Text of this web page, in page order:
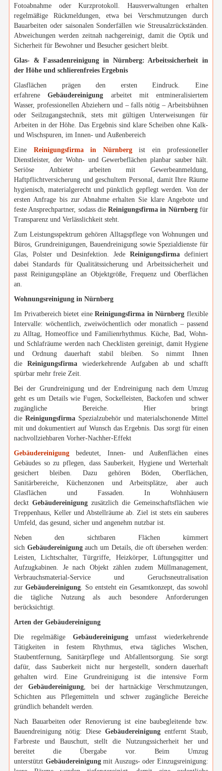
Fotoabnahme oder Kurzprotokoll. Hausverwaltungen erhalten
regelmäßige Rückmeldungen, etwa bei Verschmutzungen durch
Bauarbeiten oder saisonalen Sonderfällen wie Streusalzrückständen.
Abweichungen werden zeitnah nachgereinigt, damit die Optik und
Sicherheit für Bewohner und Besucher gesichert bleibt.
Glas- & Fassadenreinigung in Nürnberg: Arbeitssicherheit in
der Höhe und schlierenfreies Ergebnis
Glasflächen prägen den ersten Eindruck. Eine
erfahreneGebäudereinigung arbeitet mit entmineralisiertem
Wasser, professionellen Abziehern und – falls nötig – Arbeitsbühnen
oder Seilzugangstechnik, stets mit gültigen Unterweisungen für
Arbeiten in der Höhe. Das Ergebnis sind klare Scheiben ohne Kalk-
und Wischspuren, im Innen- und Außenbereich
Eine Reinigungsfirma in Nürnbergist ein professioneller
Dienstleister, der Wohn- und Gewerbeflächen planbar sauber hält.
Seriöse Anbieter arbeiten mit Gewerbeanmeldung,
Haftpflichtversicherung und geschultem Personal, damit Ihre Räume
hygienisch, materialgerecht und pünktlich gepflegt werden. Von der
ersten Anfrage bis zur Abnahme erhalten Sie klare Angebote und
feste Ansprechpartner, sodass dieReinigungsfirma in Nürnbergfür
Transparenz und Verlässlichkeit steht.
Zum Leistungsspektrum gehören Alltagspflege von Wohnungen und
Büros, Grundreinigungen, Bauendreinigung sowie Spezialdienste für
Glas, Polster und Desinfektion. Jede Reinigungsfirma definiert
dabei Standards für Qualitätssicherung und Arbeitssicherheit und
passt Reinigungspläne an Objektgröße, Frequenz und Oberflächen
an.
Wohnungsreinigung in Nürnberg
Im Privatbereich bietet eineReinigungsfirma in Nürnberg flexible
Intervalle: wöchentlich, zweiwöchentlich oder monatlich – passend
zu Alltag, Homeoffice und Familienrhythmus. Küche, Bad, Wohn-
und Schlafräume werden nach Checklisten gereinigt, damit Hygiene
und Ordnung dauerhaft stabil bleiben. So nimmt Ihnen
die Reinigungsfirma wiederkehrende Aufgaben ab und schafft
spürbar mehr freie Zeit.
Bei der Grundreinigung und der Endreinigung nach dem Umzug
geht es um Details wie Fugen, Sockelleisten, Backofen und schwer
zugängliche Bereiche. Hier bringt
die Reinigungsfirma Spezialzubehör und materialschonende Mittel
mit und dokumentiert auf Wunsch das Ergebnis. Das sorgt für einen
nachvollziehbaren Vorher-Nachher-Effekt
Gebäudereinigung
bedeutet, Innen- und Außenflächen eines
Gebäudes so zu pflegen, dass Sauberkeit, Hygiene und Werterhalt
gesichert bleiben. Dazu gehören Böden, Oberflächen,
Sanitärbereiche, Küchenzonen und Arbeitsplätze, aber auch
Glasflächen und Fassaden. In Wohnhäusern
deckt Gebäudereinigung zusätzlich die Gemeinschaftsflächen wie
Treppenhaus, Keller und Abstellräume ab. Ziel ist stets ein sauberes
Umfeld, das gesund, sicher und angenehm nutzbar ist.
Neben den sichtbaren Flächen kümmert
sich Gebäudereinigungauch um Details, die oft übersehen werden:
Leisten, Lichtschalter, Türgriffe, Heizkörper, Lüftungsgitter und
Aufzugkabinen. Je nach Objekt zählen zudem Müllmanagement,
Verbrauchsmaterial-Service und Geruchsneutralisation
zur Gebäudereinigung . So entsteht ein Gesamtkonzept, das sowohl
die tägliche Nutzung als auch besondere Anforderungen
berücksichtigt.
Arten der Gebäudereinigung
Die regelmäßige Gebäudereinigungumfasst wiederkehrende
Tätigkeiten in festem Rhythmus, etwa tägliches Wischen,
Staubentfernung, Sanitärpflege und Abfallentsorgung. Sie sorgt
dafür, dass Sauberkeit nicht nur hergestellt, sondern dauerhaft
gehalten wird. Eine Grundreinigung ist die intensive Form
der Gebäudereinigung , bei der hartnäckige Verschmutzungen,
Schichten aus Pflegemitteln und schwer zugängliche Bereiche
gründlich behandelt werden.
Nach Bauarbeiten oder Renovierung ist eine baubegleitende bzw.
Bauendreinigung nötig: Diese Gebäudereinigung entfernt Staub,
Farbreste und Bauschutt, stellt die Nutzungssicherheit her und
bereitet die Übergabe vor. Beim Umzug
unterstützt Gebäudereinigungmit Auszugs- oder Einzugsreinigung: